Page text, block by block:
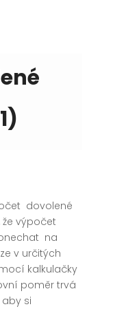
dovolené
že výpočet
na
v určitých
kalkulačky
poměr trvá
si